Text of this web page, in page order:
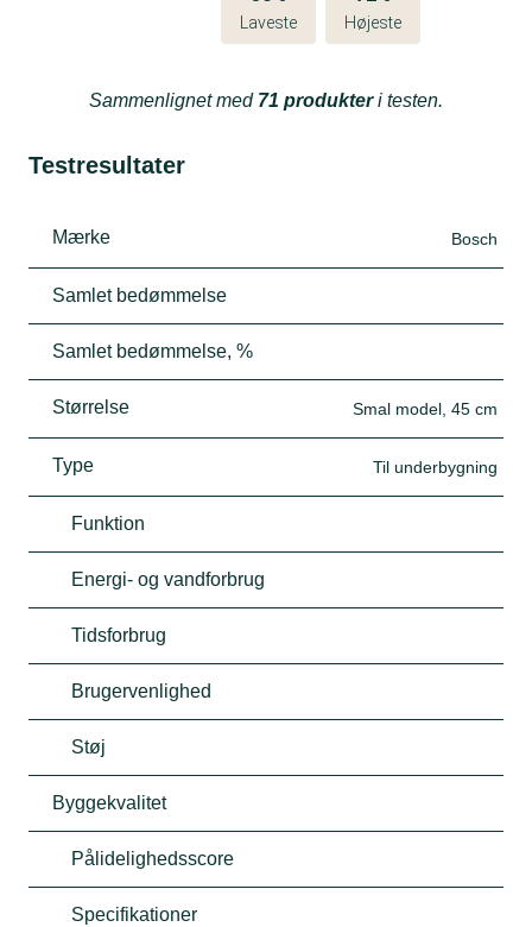
Laveste Højeste
Sammenlignet med 71 produkteri testen.
Testresultater
Mærke Bosch
Samlet bedømmelse
Samlet bedømmelse, %
Størrelse Smal model, 45 cm
Type Til underbygning
Funktion
Energi- og vandforbrug
Tidsforbrug
Brugervenlighed
Støj
Byggekvalitet
Pålidelighedsscore
Specifikationer